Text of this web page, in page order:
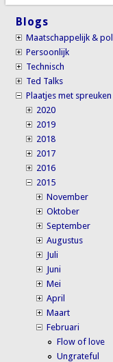
Blogs
Maatschappelijk &
Persoonlijk
Technisch
Ted Talks
Plaatjes met spreuken
2020
2019
2018
2017
2016
2015
November
Oktober
September
Augustus
Juli
Juni
Mei
April
Maart
Februari
Flow of love
Ungrateful